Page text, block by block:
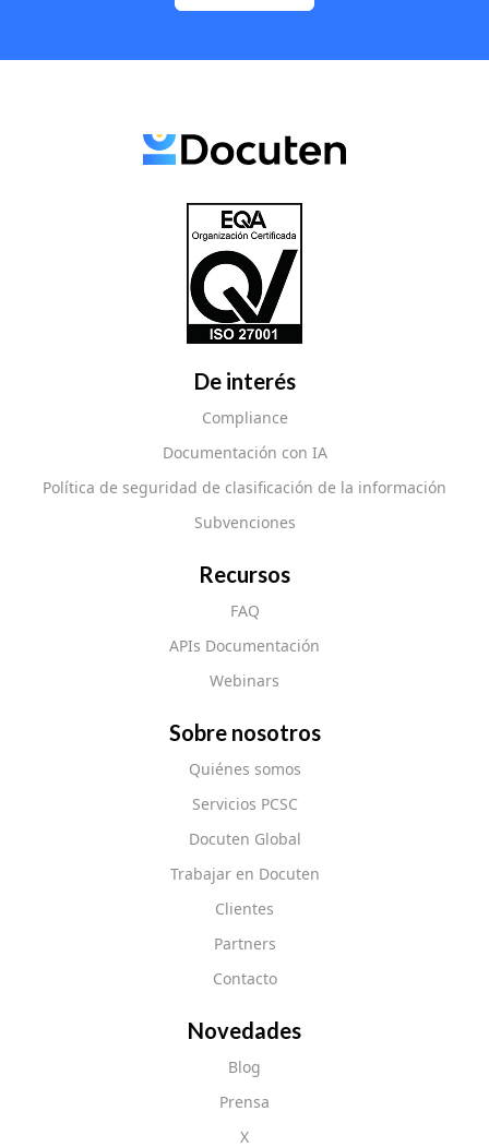
HI Coruña, Av. Porto da Coruña, 3, 15003, A
Coruña, España|+34 981 26 96 85
Política de cookies
Política de privacidad
Seguridad